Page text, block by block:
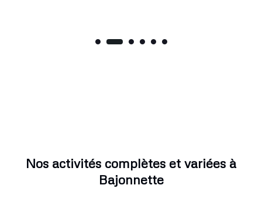
Nos activités complètes et variées à
Bajonnette